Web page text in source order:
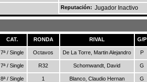
Reputación: Jugador Inactivo
CAT. RONDA RIVAL G/P
7ª / Single Octavos De La Torre, Martin Alejandro P
7ª / Single R32 Schomwandt, David G
8ª / Single 1 Blanco, Claudio Hernan G